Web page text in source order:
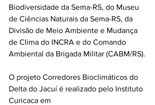
Biodiversidade da Sema-RS, do Museu
de Ciências Naturais da Sema-RS, da
Divisão de Meio Ambiente e Mudança
de Clima do INCRA e do Comando
Ambiental da Brigada Militar (CABM/RS).
O projeto Corredores Bioclimáticos do
Delta do Jacuí é realizado pelo Instituto
Curicaca em